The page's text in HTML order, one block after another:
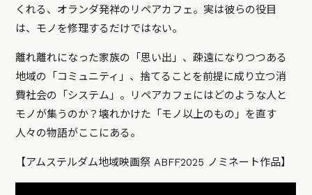
くれる、オランダ発祥のリペアカフェ。実は彼らの役目
は、モノを修理するだけではない。
離れ離れになった家族の「思い出」、疎遠になりつつある
地域の「コミュニティ」、捨てることを前提に成り立つ消
費社会の「システム」。リペアカフェにはどのような人と
モノが集うのか？壊れかけた「モノ以上のもの」を直す
人々の物語がここにある。
【アムステルダム地域映画祭 ABFF2025 ノミネート作品】